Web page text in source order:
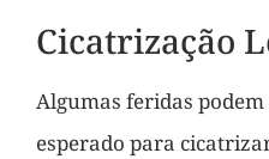
Cicatrização
Algumas feridas
esperado para